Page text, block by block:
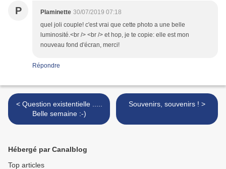
P Plaminette 30/07/2019 07:18
quel joli couple! c'est vrai que cette photo a une belle
luminosité.<br /> <br /> et hop, je te copie: elle est mon
nouveau fond d'écran, merci!
Répondre
< Question existentielle .....
Belle semaine :-)
Souvenirs, souvenirs ! >
Hébergé par Canalblog
Top articles